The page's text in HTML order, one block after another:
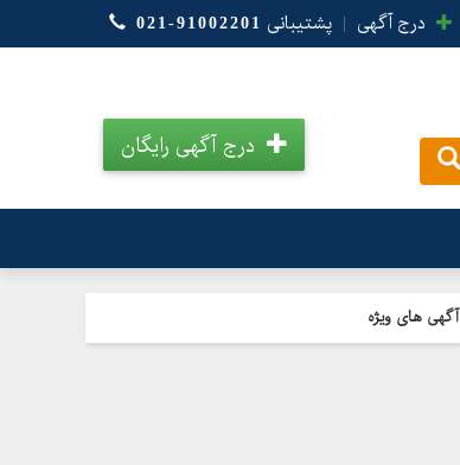
درج آگهی | پشتیبانی 021-91002201
درج آگهی رایگان
آگهی های ویژه